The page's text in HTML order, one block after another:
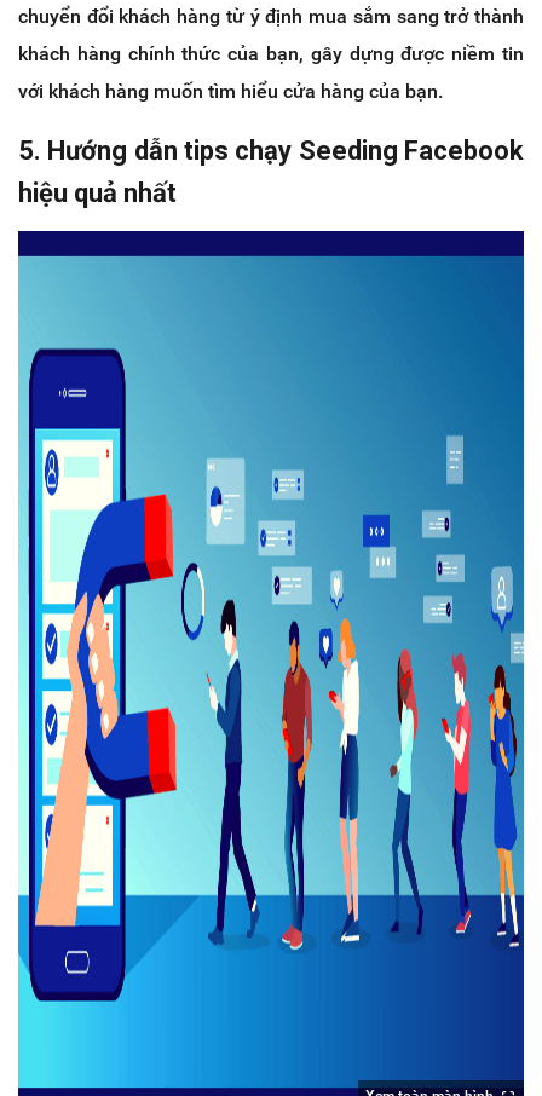
chuyển đổi khách hàng từ ý định mua sắm sang trở thành
khách hàng chính thức của bạn, gây dựng được niềm tin
với khách hàng muốn tìm hiểu cửa hàng của bạn.
5. Hướng dẫn tips chạy Seeding Facebook
hiệu quả nhất